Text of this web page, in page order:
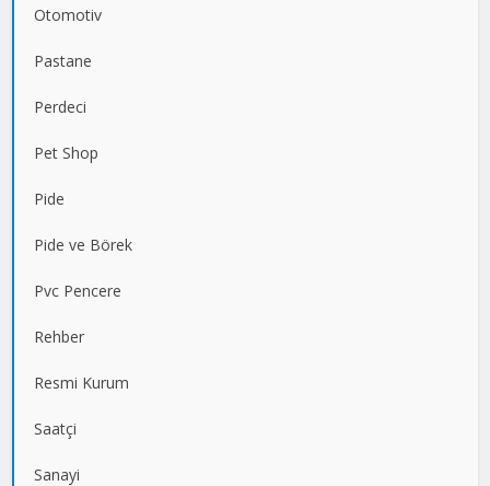
Otomotiv
Pastane
Perdeci
Pet Shop
Pide
Pide ve Börek
Pvc Pencere
Rehber
Resmi Kurum
Saatçi
Sanayi